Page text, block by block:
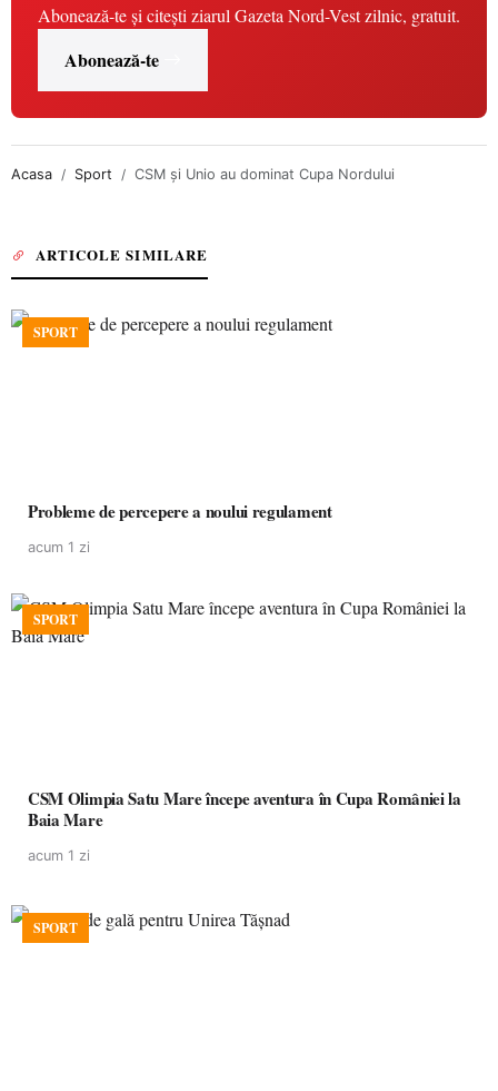
Abonează-te și citești ziarul Gazeta Nord-Vest zilnic, gratuit.
Abonează-te
Acasa Sport CSM şi Unio au dominat Cupa Nordului
ARTICOLE SIMILARE
SPORT
Probleme de percepere a noului regulament
acum 1 zi
SPORT
CSM Olimpia Satu Mare începe aventura în Cupa României la
Baia Mare
acum 1 zi
SPORT